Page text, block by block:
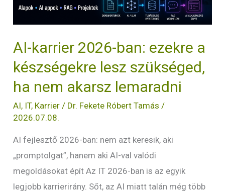
AI-karrier 2026-ban: ezekre a
készségekre lesz szükséged,
ha nem akarsz lemaradni
AI, IT, Karrier / Dr. Fekete Róbert Tamás /
2026.07.08.
AI fejlesztő 2026-ban: nem azt keresik, aki
„promptolgat”, hanem aki AI-val valódi
megoldásokat épít Az IT 2026-ban is az egyik
legjobb karrierirány. Sőt, az AI miatt talán még több
készségekre
szükséged,
ha
nem
akarsz
lemaradni